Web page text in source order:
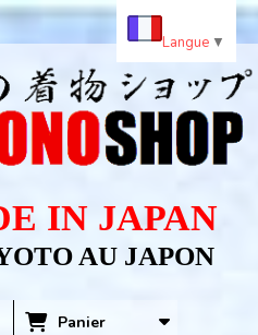
IN JAPAN
AU JAPON
Panier
Langue ▼